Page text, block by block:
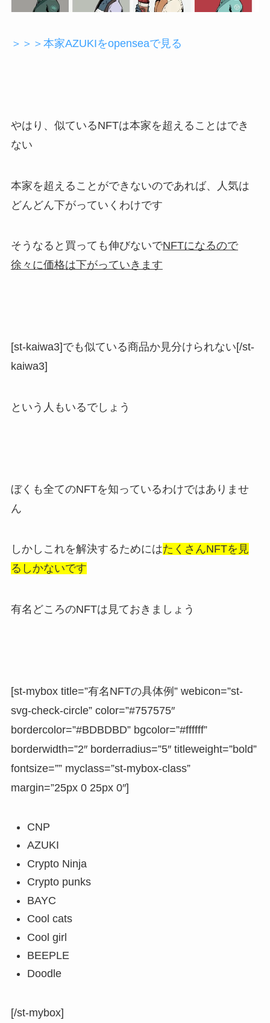
＞＞＞本家AZUKIをopenseaで見る
やはり、似ているNFTは本家を超えることはでき
ない
本家を超えることができないのであれば、人気は
どんどん下がっていくわけです
そうなると買っても伸びないでNFTになるので
徐々に価格は下がっていきます
[st-kaiwa3]でも似ている商品か見分けられない[/st-
kaiwa3]
という人もいるでしょう
ぼくも全てのNFTを知っているわけではありませ
ん
しかしこれを解決するためにはたくさんNFTを見
るしかないです
有名どころのNFTは見ておきましょう
[st-mybox title=”有名NFTの具体例” webicon=”st-
svg-check-circle” color=”#757575″
bordercolor=”#BDBDBD” bgcolor=”#ffffff”
borderwidth=”2″ borderradius=”5″ titleweight=”bold”
fontsize=”” myclass=”st-mybox-class”
margin=”25px 0 25px 0″]
CNP
AZUKI
Crypto Ninja
Crypto punks
BAYC
Cool cats
Cool girl
BEEPLE
Doodle
[/st-mybox]